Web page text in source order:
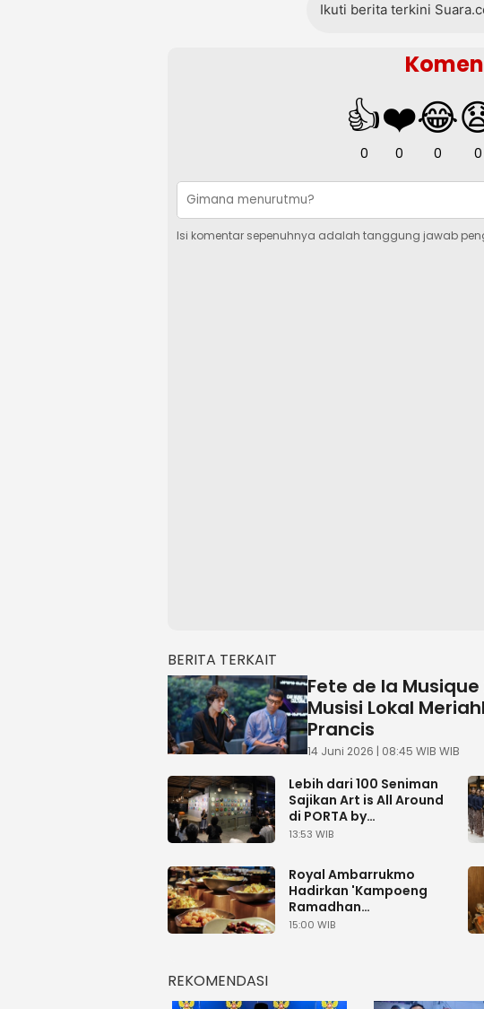
Ikuti berita terkini
👍
0
❤️
0
😂
0 0
Isi komentar sepenuhnya adalah tanggung jawab
BERITA TERKAIT
Fete de la
Musisi Lokal
Prancis
14 Juni 2026 | 08:45 WIB WIB
Lebih dari 100 Seniman
Sajikan Art is All Around
di PORTA by
Ambarrukmo
13:53 WIB
Royal Ambarrukmo
Hadirkan 'Kampoeng
Ramadhan
Ambarrukmo' dengan
15:00 WIB
REKOMENDASI